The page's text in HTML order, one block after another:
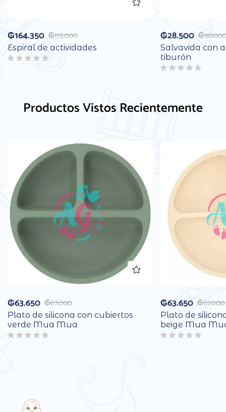
₲173.000
₲164.350
Espiral de actividades
₲
₲28.500
Salvavida con
tiburón
Productos Vistos Recientemente
₲67.000
₲63.650
Plato de silicona con cubiertos
verde Mua Mua
₲67.000
₲63.650
Plato de
beige Mua